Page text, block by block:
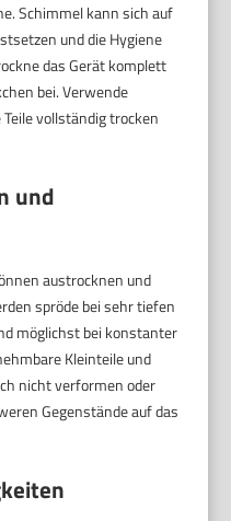
Schimmel kann sich auf
und die Hygiene
das Gerät komplett
bei. Verwende
vollständig trocken
und
austrocknen und
spröde bei sehr tiefen
möglichst bei konstanter
Kleinteile und
nicht verformen oder
Gegenstände auf das